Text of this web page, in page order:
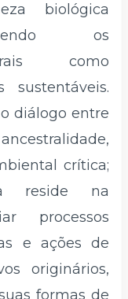
biológica
os
como
sustentáveis.
diálogo entre
crítica;
reside na
processos
e ações de
originários,
formas de